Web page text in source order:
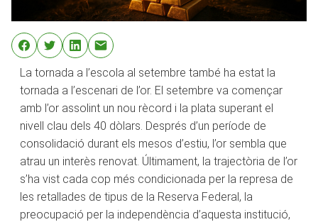
La tornada a l’escola al setembre també ha estat la
tornada a l’escenari de l’or. El setembre va començar
amb l’or assolint un nou rècord i la plata superant el
nivell clau dels 40 dòlars. Després d’un període de
consolidació durant els mesos d’estiu, l’or sembla que
atrau un interès renovat. Últimament, la trajectòria de l’or
s’ha vist cada cop més condicionada per la represa de
les retallades de tipus de la Reserva Federal, la
preocupació per la independència d’aquesta institució,